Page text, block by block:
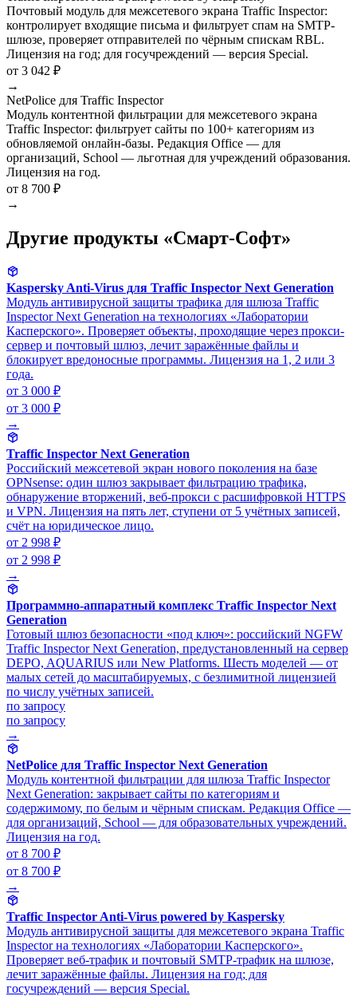
Почтовый модуль для межсетевого экрана Traffic Inspector:
контролирует входящие письма и фильтрует спам на SMTP-
шлюзе, проверяет отправителей по чёрным спискам RBL.
Лицензия на год; для госучреждений — версия Special.
от 3 042 ₽
→
NetPolice для Traffic Inspector
Модуль контентной фильтрации для межсетевого экрана
Traffic Inspector: фильтрует сайты по 100+ категориям из
обновляемой онлайн-базы. Редакция Office — для
организаций, School — льготная для учреждений образования.
Лицензия на год.
от 8 700 ₽
→
Другие продукты «Смарт-Софт»
Kaspersky Anti-Virus для Traffic Inspector Next Generation
Модуль антивирусной защиты трафика для шлюза Traffic
Inspector Next Generation на технологиях «Лаборатории
Касперского». Проверяет объекты, проходящие через прокси-
сервер и почтовый шлюз, лечит заражённые файлы и
блокирует вредоносные программы. Лицензия на 1, 2 или 3
года.
от 3 000 ₽
от 3 000 ₽
→
Traffic Inspector Next Generation
Российский межсетевой экран нового поколения на базе
OPNsense: один шлюз закрывает фильтрацию трафика,
обнаружение вторжений, веб-прокси с расшифровкой HTTPS
и VPN. Лицензия на пять лет, ступени от 5 учётных записей,
счёт на юридическое лицо.
от 2 998 ₽
от 2 998 ₽
→
Программно-аппаратный комплекс Traffic Inspector Next
Generation
Готовый шлюз безопасности «под ключ»: российский NGFW
Traffic Inspector Next Generation, предустановленный на сервер
DEPO, AQUARIUS или New Platforms. Шесть моделей — от
малых сетей до масштабируемых, с безлимитной лицензией
по числу учётных записей.
по запросу
по запросу
→
NetPolice для Traffic Inspector Next Generation
Модуль контентной фильтрации для шлюза Traffic Inspector
Next Generation: закрывает сайты по категориям и
содержимому, по белым и чёрным спискам. Редакция Office —
для организаций, School — для образовательных учреждений.
Лицензия на год.
от 8 700 ₽
от 8 700 ₽
→
Traffic Inspector Anti-Virus powered by Kaspersky
Модуль антивирусной защиты для межсетевого экрана Traffic
Inspector на технологиях «Лаборатории Касперского».
Проверяет веб-трафик и почтовый SMTP-трафик на шлюзе,
лечит заражённые файлы. Лицензия на год; для
госучреждений — версия Special.